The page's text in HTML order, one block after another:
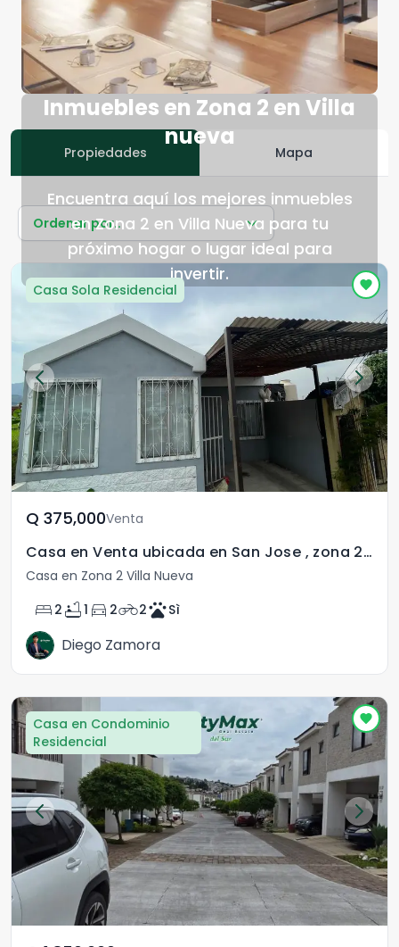
Inmuebles en Zona 2 en Villa
nueva
Encuentra aquí los mejores inmuebles
en Zona 2 en Villa Nueva para tu
próximo hogar o lugar ideal para
invertir.
Propiedades Mapa
Ordenar por...
Casa Sola Residencial
Q	375,000Venta
Casa en Venta ubicada en San Jose , zona 2 Villa Nueva
Casa en Zona 2 Villa Nueva
bed 2 bathtub1 directions_car 2motorcycle2petsSì
Diego Zamora
Casa en Condominio
Residencial